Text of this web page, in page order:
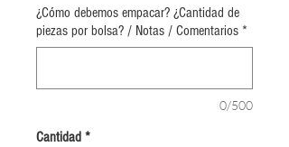
¿Cómo debemos empacar? ¿Cantidad de
piezas por bolsa? / Notas / Comentarios *
0/500
Cantidad *